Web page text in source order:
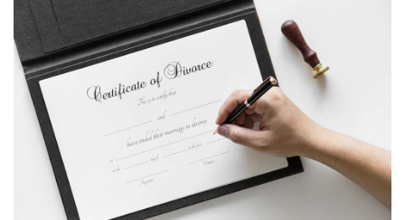
あなたが幸せになる
元旦那に慰謝料を請求する
我慢の限界！元旦那に嫉妬した妻が実践した復讐エピソード